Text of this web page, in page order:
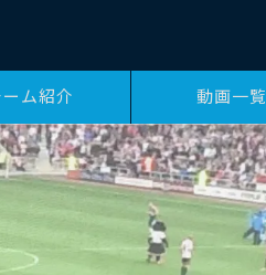
ム紹介 動画一覧